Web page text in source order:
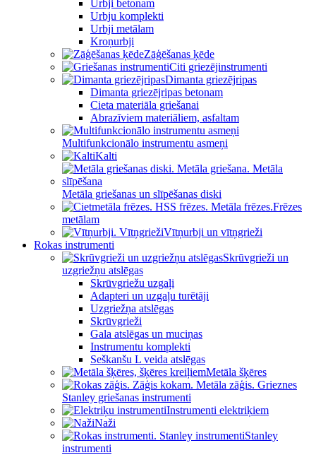
Urbji betonam
Urbju komplekti
Urbji metālam
Kroņurbji
Zāģēšanas ķēde
Citi griezējinstrumenti
Dimanta griezējripas
Dimanta griezējripas betonam
Cieta materiāla griešanai
Abrazīviem materiāliem, asfaltam
Multifunkcionālo instrumentu asmeņi
Kalti
Metāla griešanas un slīpēšanas diski
Frēzes
metālam
Vītņurbji un vītņgrieži
Rokas instrumenti
Skrūvgrieži un
uzgriežņu atslēgas
Skrūvgriežu uzgaļi
Adapteri un uzgaļu turētāji
Uzgriežņa atslēgas
Skrūvgrieži
Gala atslēgas un muciņas
Instrumentu komplekti
Seškanšu L veida atslēgas
Metāla šķēres
Stanley griešanas instrumenti
Instrumenti elektriķiem
Naži
Stanley
instrumenti